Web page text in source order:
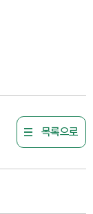
목록으로